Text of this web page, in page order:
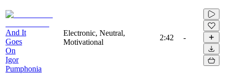
And It
Goes
On
Igor
Pumphonia
Electronic, Neutral,
Motivational
2:42 -